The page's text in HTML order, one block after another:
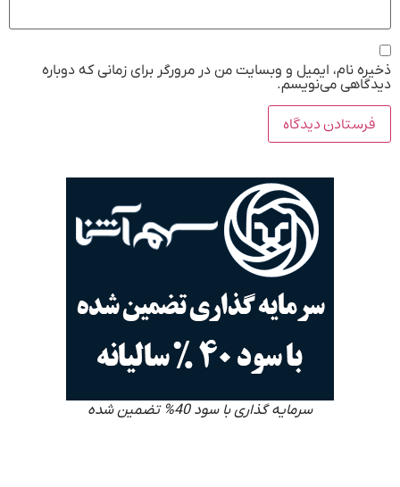
ذخیره نام، ایمیل و وبسایت من در مرورگر برای زمانی که دوباره
دیدگاهی می‌نویسم.
سرمایه گذاری با سود 40% تضمین شده